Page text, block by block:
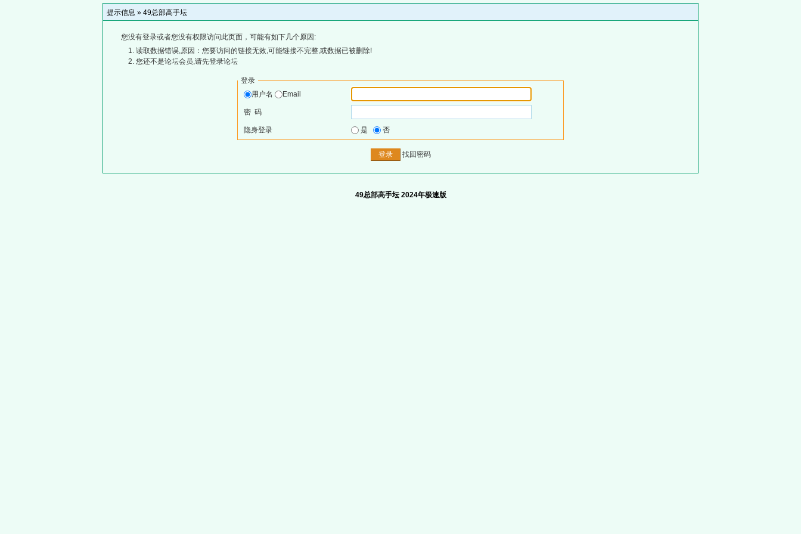
提示信息 » 49总部高手坛
您没有登录或者您没有权限访问此页面，可能有如下几个原因:
读取数据错误,原因：您要访问的链接无效,可能链接不完整,或数据已被删除!
您还不是论坛会员,请先登录论坛
登录
用户名
Email
密 码
隐身登录 是 否
找回密码
49总部高手坛 2024年极速版